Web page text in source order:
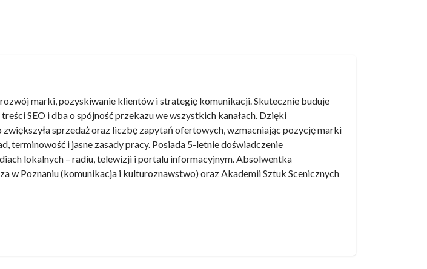
marki, pozyskiwanie klientów i strategię komunikacji. Skutecznie buduje
SEO i dba o spójność przekazu we wszystkich kanałach. Dzięki
zwiększyła sprzedaż oraz liczbę zapytań ofertowych, wzmacniając pozycję marki
terminowość i jasne zasady pracy. Posiada 5-letnie doświadczenie
lokalnych – radiu, telewizji i portalu informacyjnym. Absolwentka
w Poznaniu (komunikacja i kulturoznawstwo) oraz Akademii Sztuk Scenicznych